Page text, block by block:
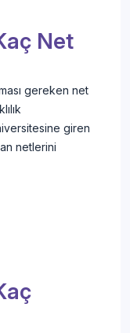
Net
gereken net
giren
netlerini